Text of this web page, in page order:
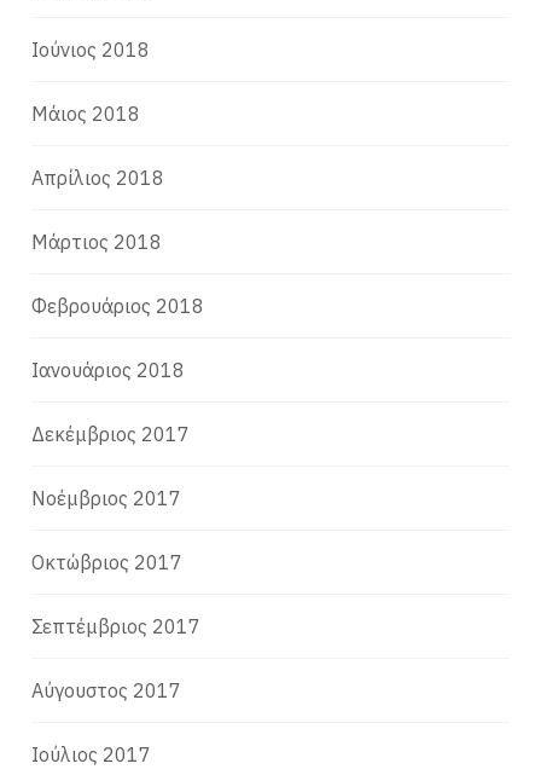
Ιούνιος 2018
Μάιος 2018
Απρίλιος 2018
Μάρτιος 2018
Φεβρουάριος 2018
Ιανουάριος 2018
Δεκέμβριος 2017
Νοέμβριος 2017
Οκτώβριος 2017
Σεπτέμβριος 2017
Αύγουστος 2017
Ιούλιος 2017